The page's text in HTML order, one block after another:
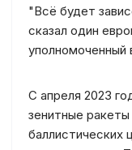
"Всё будет
сказал один
уполномоченный
С апреля 2023
зенитные
баллистических